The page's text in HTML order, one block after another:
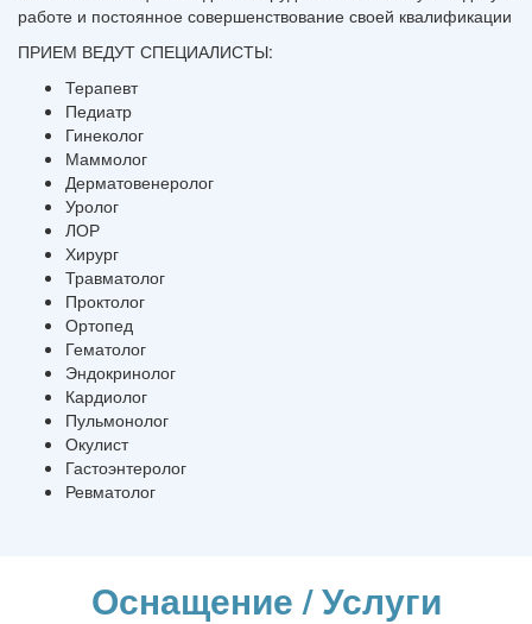
работе и постоянное совершенствование своей квалификации
ПРИЕМ ВЕДУТ СПЕЦИАЛИСТЫ:
Терапевт
Педиатр
Гинеколог
Маммолог
Дерматовенеролог
Уролог
ЛОР
Хирург
Травматолог
Проктолог
Ортопед
Гематолог
Эндокринолог
Кардиолог
Пульмонолог
Окулист
Гастоэнтеролог
Ревматолог
Оснащение / Услуги